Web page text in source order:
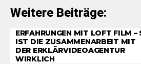
Weitere Beiträge:
ERFAHRUNGEN MIT LOFT FILM –
IST DIE ZUSAMMENARBEIT MIT
DER ERKLÄRVIDEOAGENTUR
WIRKLICH